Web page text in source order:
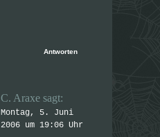
Antworten
C. Araxe sagt:
Montag, 5. Juni
2006 um 19:06 Uhr